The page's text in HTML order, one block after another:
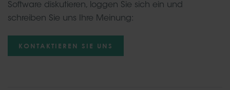
Software diskutieren, loggen Sie sich ein und
schreiben Sie uns Ihre Meinung:
KONTAKTIEREN SIE UNS